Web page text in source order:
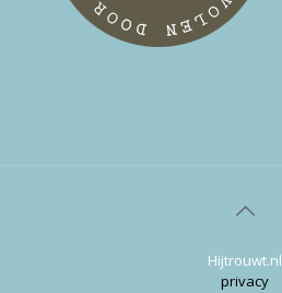
Hijtrouwt.nl
privacy